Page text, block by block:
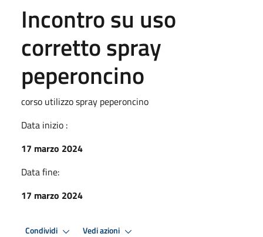
Incontro su uso
corretto spray
peperoncino
corso utilizzo spray peperoncino
Data inizio :
17 marzo 2024
Data fine:
17 marzo 2024
Condividi Vedi azioni